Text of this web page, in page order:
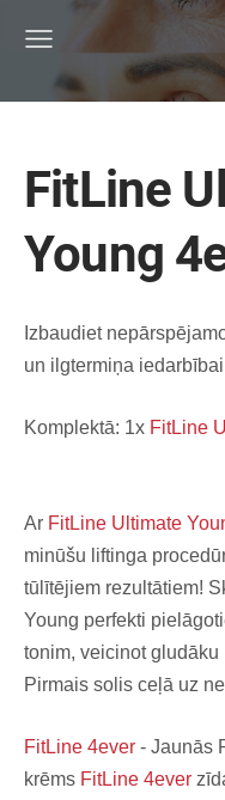
FitLine
Young
Izbaudiet
un ilgtermiņa
Komplektā: 1x FitLine
Ar FitLine Ultimate
minūšu liftinga
tūlītējiem rezultātiem!
Young perfekti
tonim, veicinot
Pirmais solis ceļā uz
FitLine 4ever - Jaunās
krēms FitLine 4ever